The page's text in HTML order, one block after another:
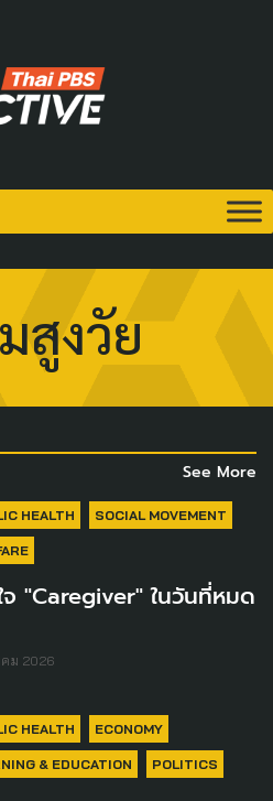
สูงวัย
See More
HEALTH SOCIAL MOVEMENT
จ "Caregiver" ในวันที่หมด
คม 2026
HEALTH ECONOMY
& EDUCATION POLITICS